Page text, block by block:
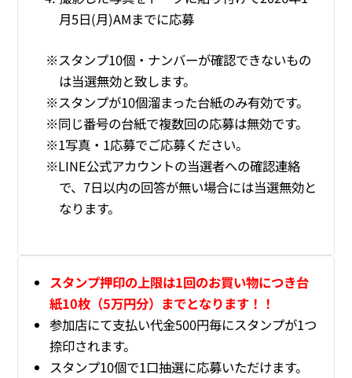
月5日(月)AMまでに応募
スタンプ10個・ナンバーが確認できないもの
は当選無効と致します。
スタンプが10個溜まった台紙のみ有効です。
同じ番号の台紙で複数回の応募は無効です。
1写真・1応募でご応募ください。
LINE公式アカウントの当選者への確認連絡
で、7日以内の回答が無い場合には当選無効と
なります。
スタンプ押印の上限は1回のお買い物につき台
紙10枚（5万円分）までとなります！！
参加店にて支払い代金500円毎にスタンプが1つ
捺印されます。
スタンプ10個で1口抽選に応募いただけます。